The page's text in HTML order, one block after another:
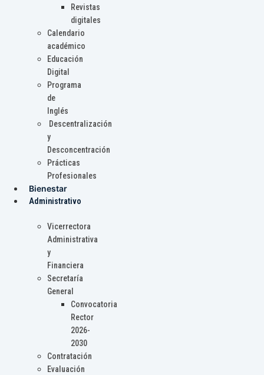
Revistas
digitales
Calendario
académico
Educación
Digital
Programa
de
Inglés
Descentralización
y
Desconcentración
Prácticas
Profesionales
Bienestar
Administrativo
Vicerrectora
Administrativa
y
Financiera
Secretaría
General
Convocatoria
Rector
2026-
2030
Contratación
Evaluación